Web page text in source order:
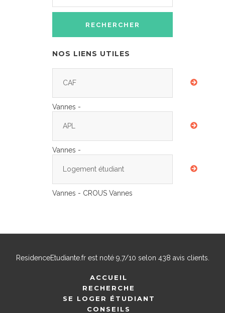
NOS LIENS UTILES
CAF
Vannes -
APL
Vannes -
Logement étudiant
Vannes - CROUS Vannes
ResidenceEtudiante.frest noté 9,7/10 selon 438 avis clients.
ACCUEIL
RECHERCHE
SE LOGER ÉTUDIANT
CONSEILS